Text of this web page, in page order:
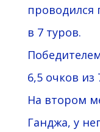
проводился
в 7 туров.
6,5 очков из
На втором
Ганджа, у